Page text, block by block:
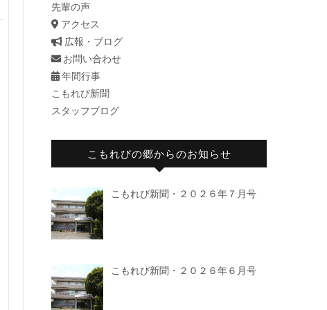
先輩の声
アクセス
広報・ブログ
お問い合わせ
年間行事
こもれび新聞
スタッフブログ
こもれびの郷からのお知らせ
こもれび新聞・２０２６年７月号
こもれび新聞・２０２６年６月号